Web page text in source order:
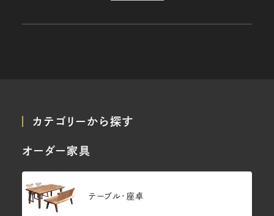
カテゴリーから探す
オーダー家具
テーブル・座卓